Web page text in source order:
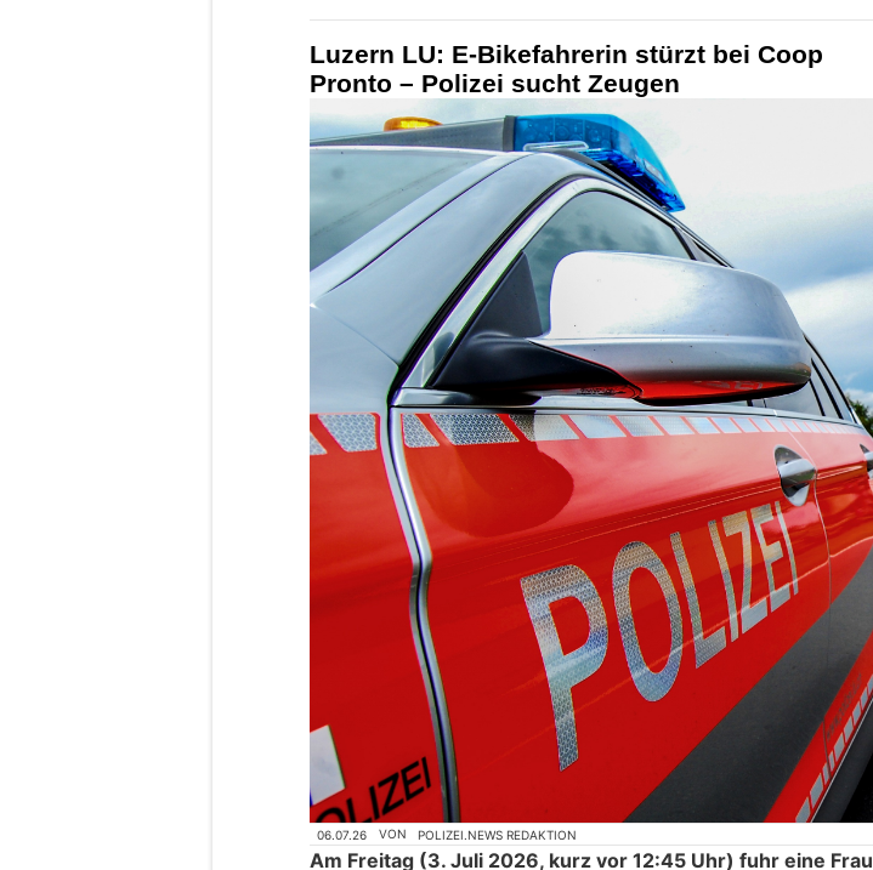
Luzern LU: E-Bikefahrerin stürzt bei Coop
Pronto – Polizei sucht Zeugen
06.07.26 VON POLIZEI.NEWS REDAKTION
Am Freitag (3. Juli 2026, kurz vor 12:45 Uhr) fuhr eine Frau